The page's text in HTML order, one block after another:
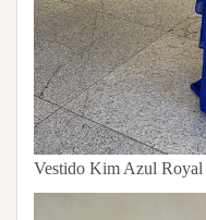
Vestido Kim Azul Royal